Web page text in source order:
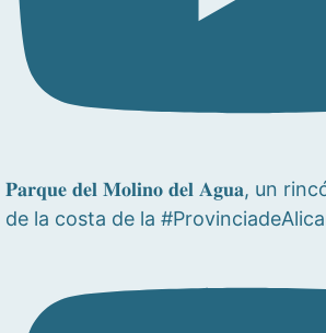
𝐏𝐚𝐫𝐪𝐮𝐞 𝐝𝐞𝐥 𝐌𝐨𝐥𝐢𝐧𝐨 𝐝𝐞𝐥 𝐀𝐠𝐮𝐚, un
de la costa de la